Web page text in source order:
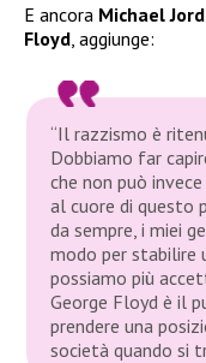
E ancora Michael
Floyd , aggiunge:
“Il razzismo è
Dobbiamo far
che non può
al cuore di questo
da sempre, i miei
modo per stabilire
possiamo più
George Floyd è il
prendere una
società quando si